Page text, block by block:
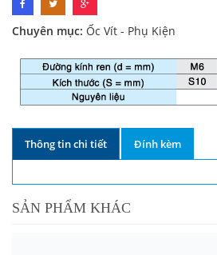
Chuyên mục: Ốc Vít - Phụ Kiện
Thông tin chi tiết Đính kèm
SẢN PHẨM KHÁC